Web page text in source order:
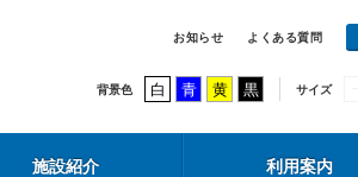
お知らせ よくある質問
背景色 白 青 黄 黒 サイズ
施設紹介 利用案内